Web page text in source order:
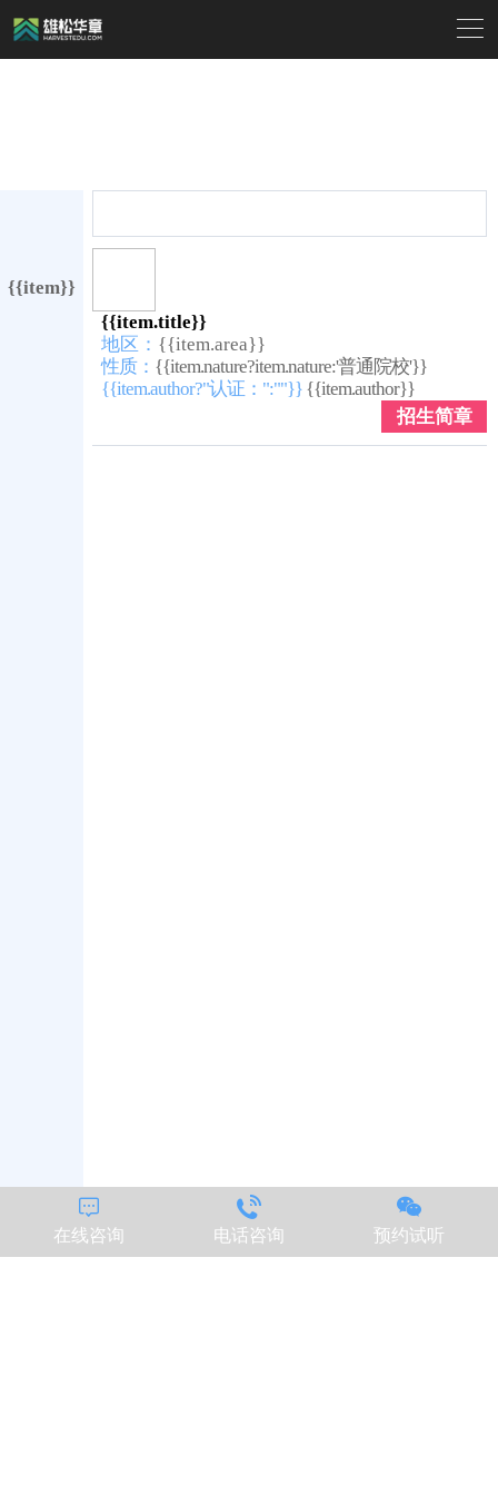

{{item}}
{{item.title}}
地区： {{item.area}}
性质： {{item.nature?item.nature:'普通院校'}}
{{item.author?"认证：":""}} {{item.author}}
招生简章

在线咨询

电话咨询

预约试听